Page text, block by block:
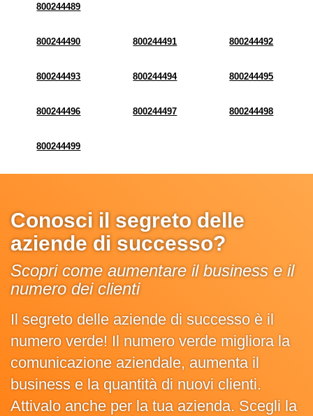
800244489
800244490 800244491 800244492
800244493 800244494 800244495
800244496 800244497 800244498
800244499
Conosci il segreto delle
aziende di successo?
Scopri come aumentare il business e il
numero dei clienti
Il segreto delle aziende di successo è il
numero verde! Il numero verde migliora la
comunicazione aziendale, aumenta il
business e la quantità di nuovi clienti.
Attivalo anche per la tua azienda. Scegli la